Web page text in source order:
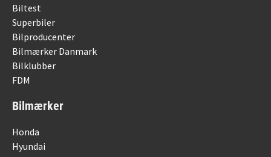
Biltest
Superbiler
Bilproducenter
Bilmærker Danmark
Bilklubber
FDM
Bilmærker
Honda
Hyundai